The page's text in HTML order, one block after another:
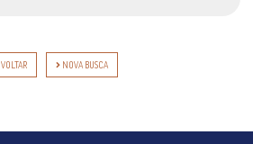
VOLTAR NOVA BUSCA